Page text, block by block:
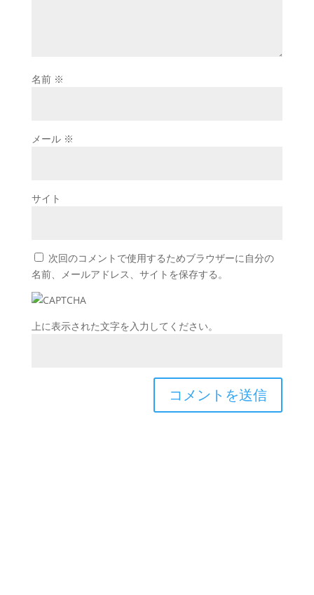
名前 ※
メール ※
サイト
次回のコメントで使用するためブラウザーに自分の
名前、メールアドレス、サイトを保存する。
上に表示された文字を入力してください。